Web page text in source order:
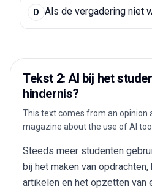
D Als de vergadering niet
Tekst 2: AI bij het
hindernis?
This text comes from an opinion
magazine about the use of AI
Steeds meer studenten
bij het maken van
artikelen en het opzetten van